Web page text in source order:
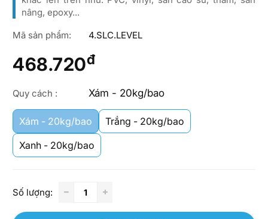
nâng, epoxy...
Mã sản phẩm:
4.SLC.LEVEL
468.720đ
Quy cách : Xám - 20kg/bao
Xám - 20kg/bao
Trắng - 20kg/bao
Xanh - 20kg/bao
Số lượng: